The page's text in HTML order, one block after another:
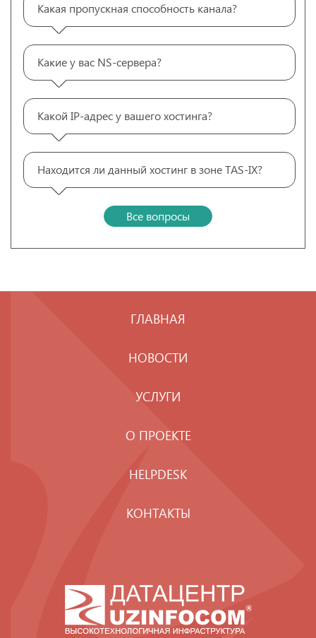
Какая пропускная способность канала?
Какие у вас NS-сервера?
Какой IP-адрес у вашего хостинга?
Находится ли данный хостинг в зоне TAS-IX?
Все вопросы
ГЛАВНАЯ
НОВОСТИ
УСЛУГИ
О ПРОЕКТЕ
HELPDESK
КОНТАКТЫ